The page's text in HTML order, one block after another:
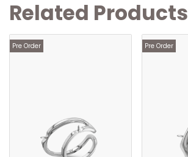
Related Products
Pre Order Pre Order